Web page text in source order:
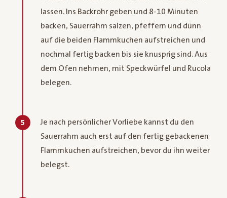
lassen. Ins Backrohr geben und 8-10 Minuten
backen, Sauerrahm salzen, pfeffern und dünn
auf die beiden Flammkuchen aufstreichen und
nochmal fertig backen bis sie knusprig sind. Aus
dem Ofen nehmen, mit Speckwürfel und Rucola
belegen.
5
Je nach persönlicher Vorliebe kannst du den
Sauerrahm auch erst auf den fertig gebackenen
Flammkuchen aufstreichen, bevor du ihn weiter
belegst.